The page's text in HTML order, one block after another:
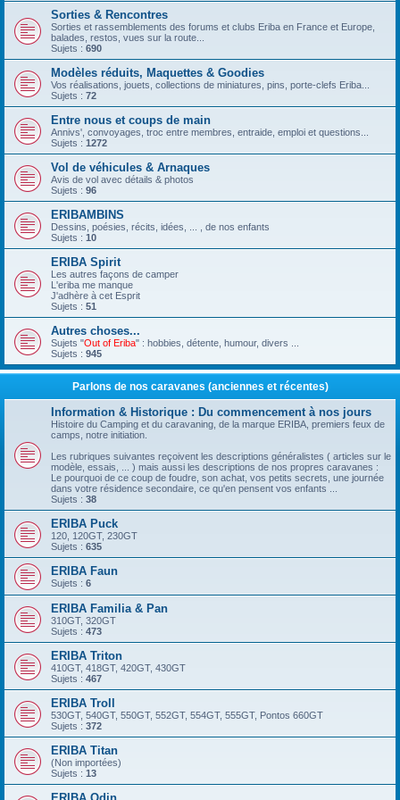
Sorties & Rencontres
Sorties et rassemblements des forums et clubs Eriba en France et Europe,
balades, restos, vues sur la route...
Sujets : 690
Modèles réduits, Maquettes & Goodies
Vos réalisations, jouets, collections de miniatures, pins, porte-clefs Eriba...
Sujets : 72
Entre nous et coups de main
Annivs', convoyages, troc entre membres, entraide, emploi et questions...
Sujets : 1272
Vol de véhicules & Arnaques
Avis de vol avec détails & photos
Sujets : 96
ERIBAMBINS
Dessins, poésies, récits, idées, ... , de nos enfants
Sujets : 10
ERIBA Spirit
Les autres façons de camper
L'eriba me manque
J'adhère à cet Esprit
Sujets : 51
Autres choses...
Sujets "Out of Eriba" : hobbies, détente, humour, divers ...
Sujets : 945
Parlons de nos caravanes (anciennes et récentes)
Information & Historique : Du commencement à nos jours
Histoire du Camping et du caravaning, de la marque ERIBA, premiers feux de
camps, notre initiation.
Les rubriques suivantes reçoivent les descriptions généralistes ( articles sur le
modèle, essais, ... ) mais aussi les descriptions de nos propres caravanes :
Le pourquoi de ce coup de foudre, son achat, vos petits secrets, une journée
dans votre résidence secondaire, ce qu'en pensent vos enfants ...
Sujets : 38
ERIBA Puck
120, 120GT, 230GT
Sujets : 635
ERIBA Faun
Sujets : 6
ERIBA Familia & Pan
310GT, 320GT
Sujets : 473
ERIBA Triton
410GT, 418GT, 420GT, 430GT
Sujets : 467
ERIBA Troll
530GT, 540GT, 550GT, 552GT, 554GT, 555GT, Pontos 660GT
Sujets : 372
ERIBA Titan
(Non importées)
Sujets : 13